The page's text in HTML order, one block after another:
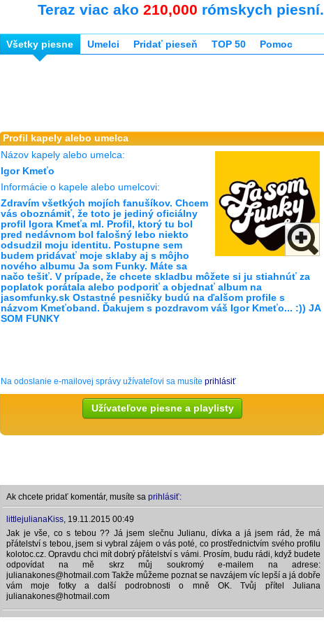
Teraz viac ako 210,000 rómskych piesní.
Všetky piesne Umelci Pridať pieseň TOP 50 Pomoc
Profil kapely alebo umelca
Názov kapely alebo umelca:
Igor Kmeťo
Informácie o kapele alebo umelcovi:
Zdravím všetkých mojích fanušíkov. Chcem
vás oboznámiť, že toto je jediný oficiálny
profil Igora Kmeťa ml. Profil, ktorý tu bol
pred nedávnom bol falošný lebo niekto
odsudzil moju identitu. Postupne sem
budem pridávať moje sklaby aj s môjho
nového albumu Ja som Funky. Máte sa
načo tešiť. V prípade, že chcete skladbu môžete si ju stiahnúť za
poplatok porátala alebo podporiť a objednať album na
jasomfunky.sk Ostastné pesničky budú na ďalšom profile s
názvom Kmeťoband. Ďakujem s pozdravom váš Igor Kmeťo... :)) JA
SOM FUNKY
Na odoslanie e-mailovej správy užívateľovi sa musíte prihlásiť
Užívateľove piesne a playlisty
Ak chcete pridať komentár, musíte sa prihlásiť:
littlejulianaKiss, 19.11.2015 00:49
Jak je vše, co s tebou ?? Já jsem slečnu Julianu, dívka a já jsem rád, že má
přátelství s tebou, jsem si vybral zájem o vás poté, co prostřednictvím svého profilu
kolotoc.cz. Opravdu chci mít dobrý přátelství s vámi. Prosím, budu rádi, když budete
odpovídat na mě skrz můj soukromý e-mailem na adrese:
julianakones@hotmail.com Takže můžeme poznat se navzájem víc lepší a já dobře
vám moje fotky a další podrobnosti o mně OK. Tvůj přítel Juliana
julianakones@hotmail.com